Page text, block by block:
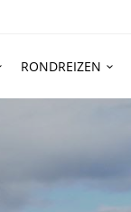
RONDREIZEN